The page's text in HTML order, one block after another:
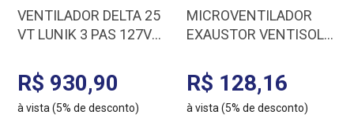
VENTILADOR DELTA 25
VT LUNIK 3 PAS 127V
R$ 930,90
à vista (5% de desconto)
MICROVENTILADOR
EXAUSTOR VENTISOL
127V 4622
R$ 128,16
à vista (5% de desconto)